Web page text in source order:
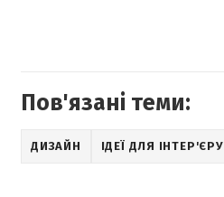
Пов'язані теми:
ДИЗАЙН ІДЕЇ ДЛЯ ІНТЕР'ЄРУ